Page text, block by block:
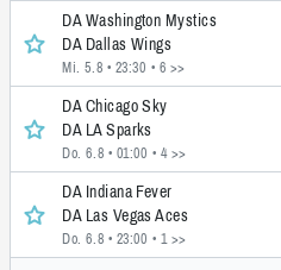
DA Washington Mystics
DA Dallas Wings
Mi. 5.8 • 23:30 • 6 >>
DA Chicago Sky
DA LA Sparks
Do. 6.8 • 01:00 • 4 >>
DA Indiana Fever
DA Las Vegas Aces
Do. 6.8 • 23:00 • 1 >>